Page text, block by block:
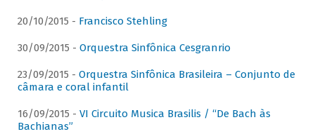
20/10/2015 - Francisco Stehling
30/09/2015 - Orquestra Sinfônica Cesgranrio
23/09/2015 - Orquestra Sinfônica Brasileira – Conjunto de
câmara e coral infantil
16/09/2015 - VI Circuito Musica Brasilis / “De Bach às
Bachianas”